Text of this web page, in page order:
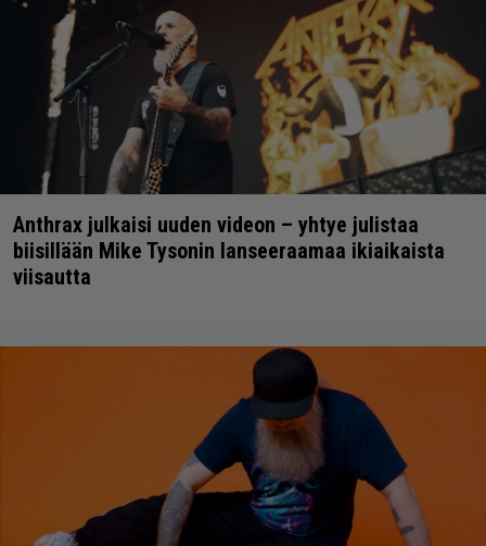
Anthrax julkaisi uuden videon – yhtye julistaa
biisillään Mike Tysonin lanseeraamaa ikiaikaista
viisautta